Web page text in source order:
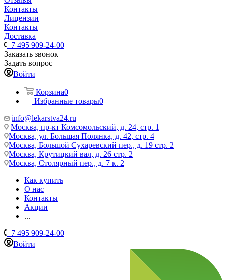
Контакты
Лицензии
Контакты
Доставка
+7 495 909-24-00
Заказать звонок
Задать вопрос
Войти
Корзина0
Избранные товары0
info@lekarstva24.ru
Москва, пр-кт Комсомольский, д. 24, стр. 1
Москва, ул. Большая Полянка, д. 42, стр. 4
Москва, Большой Сухаревский пер., д. 19 стр. 2
Москва, Крутицкий вал, д. 26 стр. 2
Москва, Столярный пер., д. 7 к. 2
Как купить
О нас
Контакты
Акции
...
+7 495 909-24-00
Войти